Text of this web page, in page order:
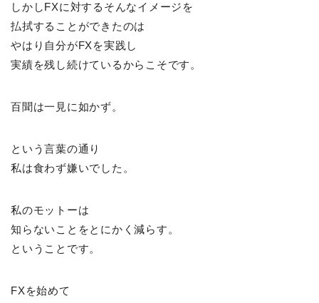
しかしFXに対するそんなイメージを
払拭することができたのは
やはり自分がFXを実践し
実績を残し続けているからこそです。
百聞は一見に如かず。
という言葉の通り
私は食わず嫌いでした。
私のモットーは
知らないことをとにかく減らす。
ということです。
FXを始めて